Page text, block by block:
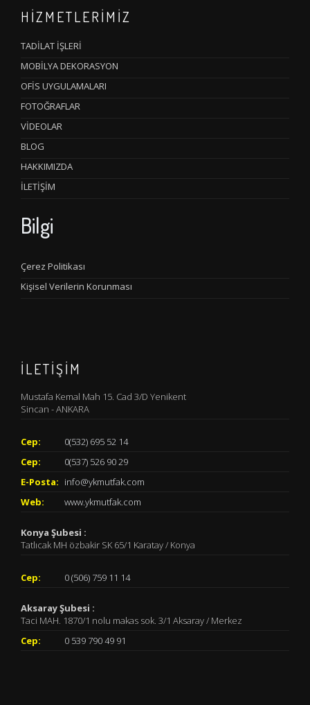
HİZMETLERİMİZ
TADİLAT İŞLERİ
MOBİLYA DEKORASYON
OFİS UYGULAMALARI
FOTOĞRAFLAR
VİDEOLAR
BLOG
HAKKIMIZDA
İLETİŞİM
Bilgi
Çerez Politikası
Kişisel Verilerin Korunması
İLETİŞİM
Mustafa Kemal Mah 15. Cad 3/D Yenikent
Sincan - ANKARA
Cep:
0(532) 695 52 14
Cep:
0(537) 526 90 29
E-Posta: info@ykmutfak.com
Web:
www.ykmutfak.com
Konya Şubesi :
Tatlıcak MH özbakir SK 65/1 Karatay / Konya
Cep: 0 (506) 759 11 14
Aksaray Şubesi :
Taci MAH. 1870/1 nolu makas sok. 3/1 Aksaray / Merkez
Cep:
0 539 790 49 91